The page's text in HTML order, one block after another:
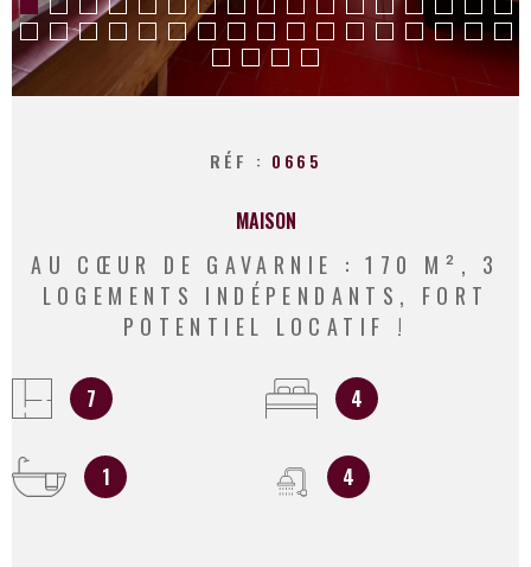
RÉF : 0665
MAISON
AU CŒUR DE GAVARNIE : 170 M², 3
LOGEMENTS INDÉPENDANTS, FORT
POTENTIEL LOCATIF !
7 4
1 4